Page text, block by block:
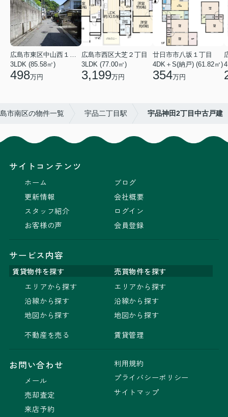
3LDK (85.58㎡)
498万円
広島市西区大芝２丁目
3LDK (77.00㎡)
3,199万円
廿日市市八坂１丁目
4DK＋S(納戸) (61.82㎡)
354万円
市南区の物件一覧 宇品二丁目駅 宇品神田2丁目中古戸建
サイトコンテンツ
ホーム
更新情報
スタッフ紹介
お客様の声
ブログ
会社概要
ログイン
会員登録
サービス内容
賃貸物件を探す
売買物件を探す
エリアから探す
沿線から探す
地図から探す
不動産を売る
エリアから探す
沿線から探す
地図から探す
賃貸管理
お問い合わせ
メール
売却査定
来店予約
利用規約
プライバシーポリシー
サイトマップ